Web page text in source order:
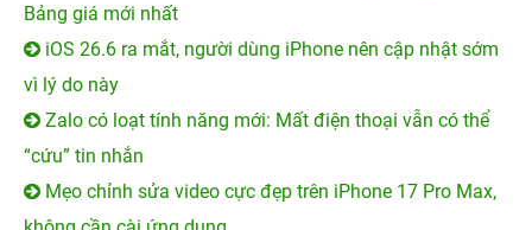
Bảng giá mới nhất
iOS 26.6 ra mắt, người dùng iPhone nên cập nhật sớm
vì lý do này
Zalo có loạt tính năng mới: Mất điện thoại vẫn có thể
“cứu” tin nhắn
Mẹo chỉnh sửa video cực đẹp trên iPhone 17 Pro Max,